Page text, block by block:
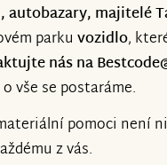
autobazary, majitelé
parku vozidlo,
nás na
vše se postaráme.
pomoci není
z vás.